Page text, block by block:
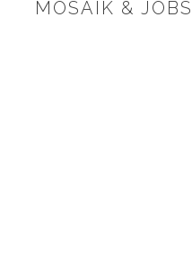
MOSAIK & JOBS